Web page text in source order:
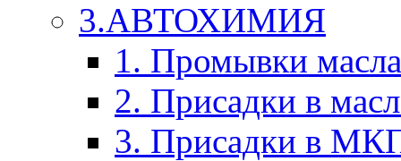
3.АВТОХИМИЯ
1. Промывки масла
2. Присадки в
3. Присадки в